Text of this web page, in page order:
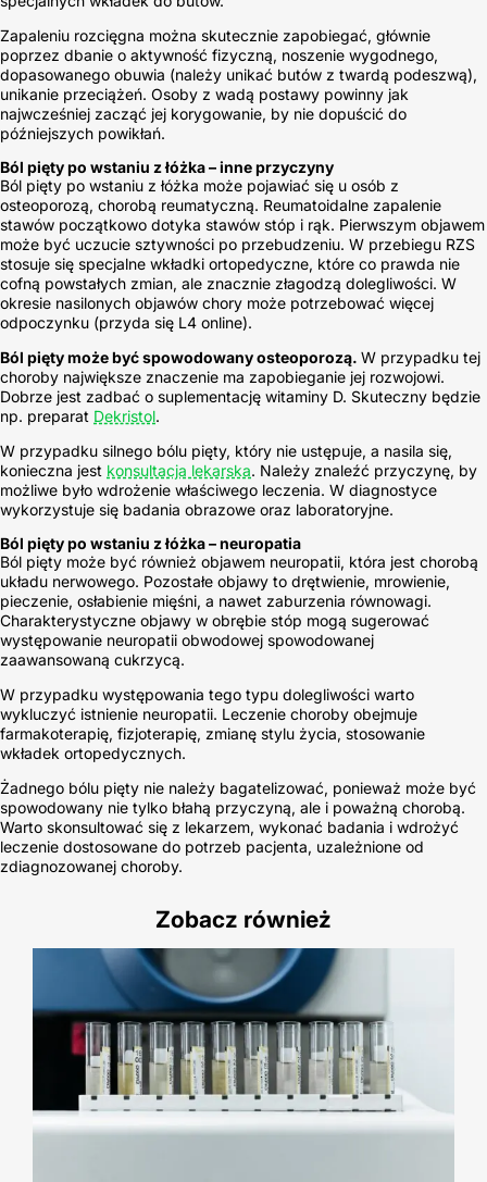
Zapaleniu rozcięgna można skutecznie zapobiegać, głównie
poprzez dbanie o aktywność fizyczną, noszenie wygodnego,
dopasowanego obuwia (należy unikać butów z twardą podeszwą),
unikanie przeciążeń. Osoby z wadą postawy powinny jak
najwcześniej zacząć jej korygowanie, by nie dopuścić do
późniejszych powikłań.
Ból pięty po wstaniu z łóżka – inne przyczyny
Ból pięty po wstaniu z łóżka może pojawiać się u osób z
osteoporozą, chorobą reumatyczną. Reumatoidalne zapalenie
stawów początkowo dotyka stawów stóp i rąk. Pierwszym objawem
może być uczucie sztywności po przebudzeniu. W przebiegu RZS
stosuje się specjalne wkładki ortopedyczne, które co prawda nie
cofną powstałych zmian, ale znacznie złagodzą dolegliwości. W
okresie nasilonych objawów chory może potrzebować więcej
odpoczynku (przyda się L4 online).
Ból pięty może być spowodowany osteoporozą. W przypadku tej
choroby największe znaczenie ma zapobieganie jej rozwojowi.
Dobrze jest zadbać o suplementację witaminy D. Skuteczny będzie
np. preparat Dekristol.
W przypadku silnego bólu pięty, który nie ustępuje, a nasila się,
konieczna jest konsultacja lekarska. Należy znaleźć przyczynę, by
możliwe było wdrożenie właściwego leczenia. W diagnostyce
wykorzystuje się badania obrazowe oraz laboratoryjne.
Ból pięty po wstaniu z łóżka – neuropatia
Ból pięty może być również objawem neuropatii, która jest chorobą
układu nerwowego. Pozostałe objawy to drętwienie, mrowienie,
pieczenie, osłabienie mięśni, a nawet zaburzenia równowagi.
Charakterystyczne objawy w obrębie stóp mogą sugerować
występowanie neuropatii obwodowej spowodowanej
zaawansowaną cukrzycą.
W przypadku występowania tego typu dolegliwości warto
wykluczyć istnienie neuropatii. Leczenie choroby obejmuje
farmakoterapię, fizjoterapię, zmianę stylu życia, stosowanie
wkładek ortopedycznych.
Żadnego bólu pięty nie należy bagatelizować, ponieważ może być
spowodowany nie tylko błahą przyczyną, ale i poważną chorobą.
Warto skonsultować się z lekarzem, wykonać badania i wdrożyć
leczenie dostosowane do potrzeb pacjenta, uzależnione od
zdiagnozowanej choroby.
Zobacz również